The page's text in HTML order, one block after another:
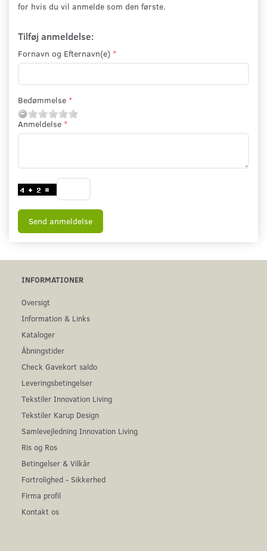
for hvis du vil anmelde som den første.
Tilføj anmeldelse:
Fornavn og Efternavn(e)
Bedømmelse
Anmeldelse
Send anmeldelse
INFORMATIONER
Oversigt
Information & Links
Kataloger
Åbningstider
Check Gavekort saldo
Leveringsbetingelser
Tekstiler Innovation Living
Tekstiler Karup Design
Samlevejledning Innovation Living
Ris og Ros
Betingelser & Vilkår
Fortrolighed - Sikkerhed
Firma profil
Kontakt os